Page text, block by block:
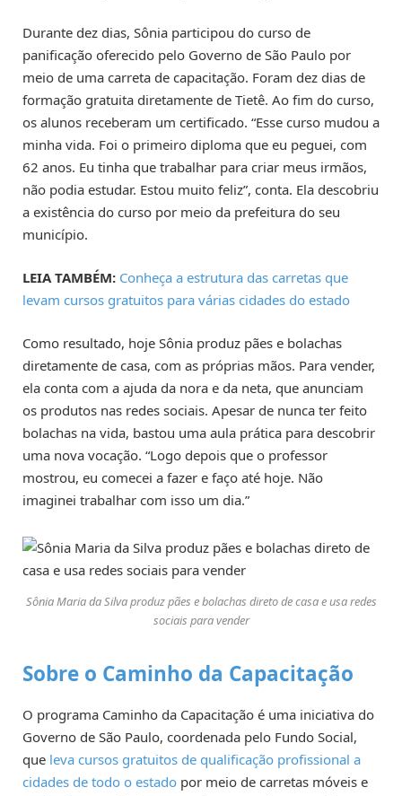
Durante dez dias, Sônia participou do curso de
panificação oferecido pelo Governo de São Paulo por
meio de uma carreta de capacitação. Foram dez dias de
formação gratuita diretamente de Tietê. Ao fim do curso,
os alunos receberam um certificado. “Esse curso mudou a
minha vida. Foi o primeiro diploma que eu peguei, com
62 anos. Eu tinha que trabalhar para criar meus irmãos,
não podia estudar. Estou muito feliz”, conta. Ela descobriu
a existência do curso por meio da prefeitura do seu
município.
LEIA TAMBÉM: Conheça a estrutura das carretas que
levam cursos gratuitos para várias cidades do estado
Como resultado, hoje Sônia produz pães e bolachas
diretamente de casa, com as próprias mãos. Para vender,
ela conta com a ajuda da nora e da neta, que anunciam
os produtos nas redes sociais. Apesar de nunca ter feito
bolachas na vida, bastou uma aula prática para descobrir
uma nova vocação. “Logo depois que o professor
mostrou, eu comecei a fazer e faço até hoje. Não
imaginei trabalhar com isso um dia.”
Sônia Maria da Silva produz pães e bolachas direto de casa e usa redes
sociais para vender
Sobre o Caminho da Capacitação
O programa Caminho da Capacitação é uma iniciativa do
Governo de São Paulo, coordenada pelo Fundo Social,
que leva cursos gratuitos de qualificação profissional a
cidades de todo o estado por meio de carretas móveis e